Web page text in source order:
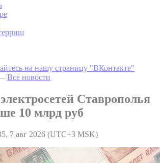
на нашу страницу "ВКонтакте"
Все новости
Ставрополья
10 млрд руб
7 авг 2026 (UTC+3 MSK)